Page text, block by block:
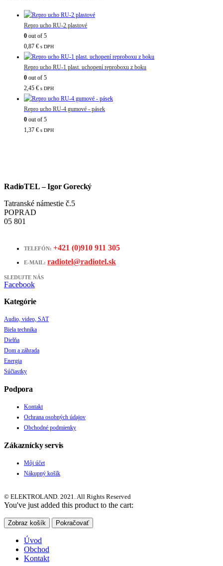
Repro ucho RU-2 plastové
0 out of 5
0,87 € s DPH
Repro ucho RU-1 plast. uchopení reproboxu z boku
0 out of 5
2,45 € s DPH
Repro ucho RU-4 gumové - pásek
0 out of 5
1,37 € s DPH
RadioTEL – Igor Gorecký
Tatranské námestie č.5
POPRAD
05 801
TELEFÓN: +421 (0)910 911 305
E-MAIL: radiotel@radiotel.sk
SLEDUJTE NÁS
Facebook
Kategórie
Audio, video, SAT
Biela technika
Dielňa
Dom a záhrada
Energia
Súčiastky
Podpora
Kontakt
Ochrana osobných údajov
Obchodné podmienky
Zákaznícky servis
Môj účet
Nákupný košík
© ELEKTROLAND. 2021. All Rights Reserved
You've just added this product to the cart:
Zobraz košík Pokračovať
Úvod
Obchod
Kontakt